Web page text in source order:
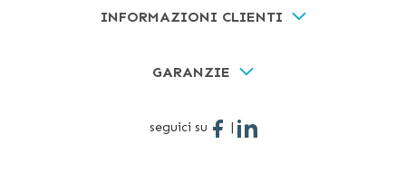
INFORMAZIONI CLIENTI
GARANZIE
seguici su |